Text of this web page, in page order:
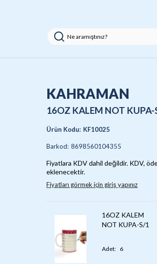
KAHRAMAN
16OZ KALEM NOT
Ürün Kodu: KF10025
Barkod: 8698560104355
Fiyatlara KDV dahil değildir. KDV,
eklenecektir.
Fiyatları görmek için giriş yapınız
16OZ KALEM
NOT KUPA-S/1
Adet: 6